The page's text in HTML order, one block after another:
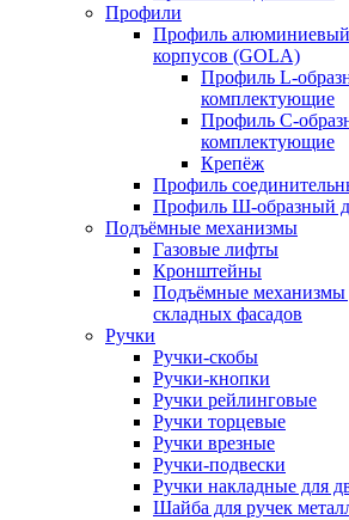
Профили
Профиль
корпусов (GOLA)
Профиль L-
комплектующие
Профиль C-
комплектующие
Крепёж
Профиль
Профиль Ш-образный
Подъёмные механизмы
Газовые лифты
Кронштейны
Подъёмные механизмы
складных фасадов
Ручки
Ручки-скобы
Ручки-кнопки
Ручки рейлинговые
Ручки торцевые
Ручки врезные
Ручки-подвески
Ручки накладные для
Шайба для ручек